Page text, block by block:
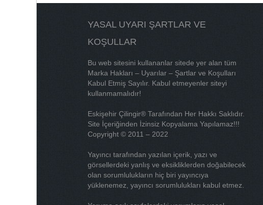
YASAL UYARI ŞARTLAR VE
KOŞULLAR
Bu web sitesini kullananlar sitede yer alan tüm
Marka Hakları – Uyarılar – Şartlar ve Koşulları
Kabul Etmiş Sayılır. Kabul etmeyenler siteyi
kullanmamalıdır!
Eskişehir Çilingir® Tarafından Her Hakkı Saklıdır.
Site İçeriğinden İzinsiz Kopyalama Yapılamaz!!!
Copyright © 2011 – 2022
Yayıncı tarafından yazılan içerik, yazı ve
görsellerdeki yanlış ve eksikliklerden doğabilecek
olan sorumlulukların hiç biri yayıncıya
yüklenemez, yayıncı sorumlulukları kabul etmez.